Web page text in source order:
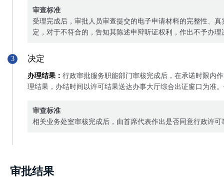
审查标准
受理完成后，审批人员审查提交的电子申请材料的完整性、
定，对于不符合的，告知其陈述申辩听证权利，作出不予办理
3 决定
办理结果： 行政审批服务职能部门审核完成后，在承诺时限内
理结果，办结时间以许可结果送达办事大厅综合出证窗口为准
审查标准
相关业务处室审核完成后，由首席代表作出是否同意行政许可
审批结果